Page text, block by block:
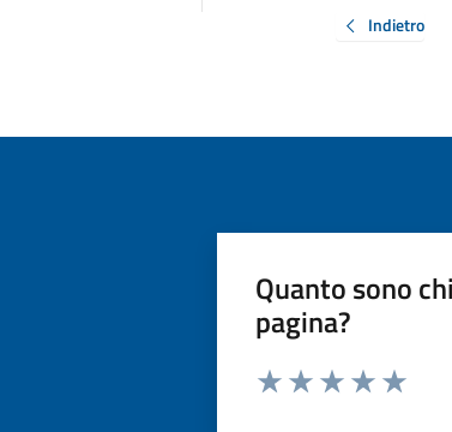
Indietro
Quanto sono
pagina?
Valuta da 1 a 5 stelle la pagina